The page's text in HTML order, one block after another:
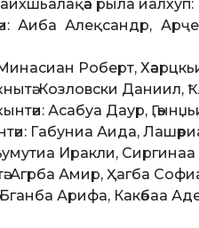
рыла иалхуп:
Аиба Алеқсандр,
Минасиан Роберт,
Козловски Даниил,
Асабуа Даур,
Габуниа Аида,
Иракли,
Агрба Амир, Ҳагба
Арифа, Какәбаа